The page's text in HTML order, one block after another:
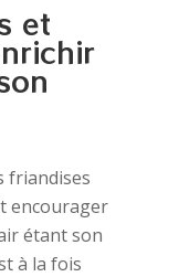
et
friandises
encourager
étant son
à la fois